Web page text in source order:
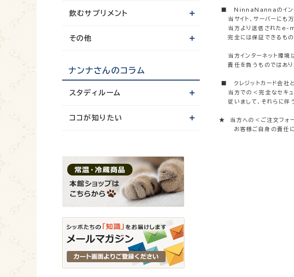
■ NinnaNannaのインター
当サイト、サーバーにも万
当方より送信されたe-mail
完全には保証できるもの
当方インターネット環境は
責任を負うものではあり
■ クレジットカード会社と
当方での＜完全なセキュリ
従いまして、それらに伴う
★ 当方への＜ご注文フォ
お客様ご自身の責任にお
飲むサプリメント
その他
ナンナさんのコラム
スタディルーム
ココが知りたい